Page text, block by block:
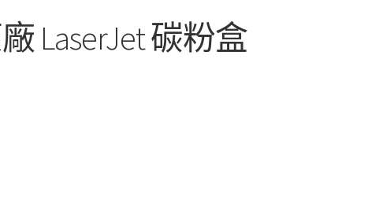
LaserJet 碳粉盒